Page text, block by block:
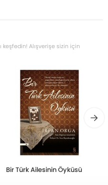
keşfedin! Alışverişe sizin için
Bir Türk Ailesinin Öyküsü